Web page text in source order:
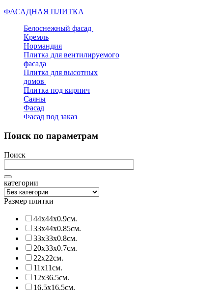
ФАСАДНАЯ ПЛИТКА
Белоснежный фасад
Кремль
Нормандия
Плитка для вентилируемого
фасада
Плитка для высотных
домов
Плитка под кирпич
Саяны
Фасад
Фасад под заказ
Поиск по параметрам
Поиск
категории
Размер плитки
44х44х0.9см.
33х44х0.85см.
33х33х0.8см.
20х33х0.7см.
22х22см.
11х11см.
12х36.5см.
16.5х16.5см.